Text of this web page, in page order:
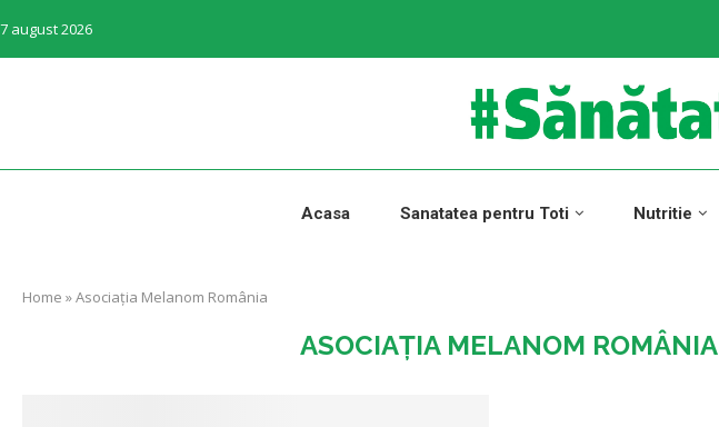
7 august 2026
Acasa Sanatatea pentru Toti Nutritie
Home »Asociația Melanom România
ASOCIAȚIA MELANOM ROMÂNIA